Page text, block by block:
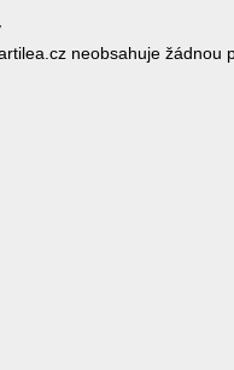
neobsahuje žádnou